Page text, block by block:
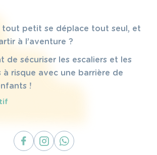
tout petit se déplace tout seul, et
à l’aventure ?
de sécuriser les escaliers et les
risque avec une barrière de
!